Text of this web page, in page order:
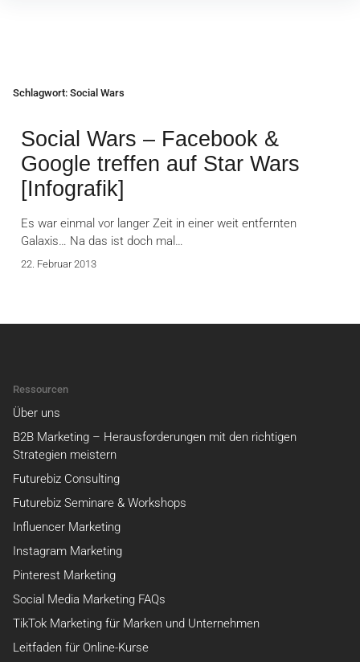
Schlagwort: Social Wars
Social Wars – Facebook &
Google treffen auf Star Wars
[Infografik]
Es war einmal vor langer Zeit in einer weit entfernten
Galaxis… Na das ist doch mal…
22. Februar 2013
Ressourcen
Über uns
B2B Marketing – Herausforderungen mit den richtigen
Strategien meistern
Futurebiz Consulting
Futurebiz Seminare & Workshops
Influencer Marketing
Instagram Marketing
Pinterest Marketing
Social Media Marketing FAQs
TikTok Marketing für Marken und Unternehmen
Leitfaden für Online-Kurse